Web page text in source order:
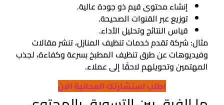
إنشاء محتوى قيم ذو جودة عالية.
توزيع عبر القنوات الصحيحة.
قياس النتائج وتحليل الأداء.
مثال: شركة تقدم خدمات تنظيف المنازل، تنشر مقالات
وفيديوهات عن طرق تنظيف المطبخ بسرعة وكفاءة، لجذب
المهتمين وتحويلهم لاحقًا إلى عملاء.
اطلب استشارتك المجانية الان